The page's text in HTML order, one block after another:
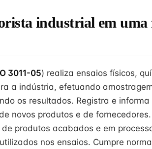
industrial em uma
3011-05) realiza ensaios físicos,
a indústria, efetuando
os resultados. Registra e
novos produtos e de
produtos acabados e em
nos ensaios. Cumpre